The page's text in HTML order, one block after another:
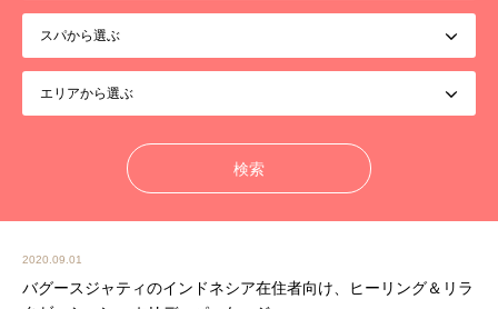
2020.09.01
バグースジャティのインドネシア在住者向け、ヒーリング＆リラ